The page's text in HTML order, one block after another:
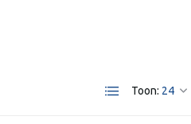
Toon: